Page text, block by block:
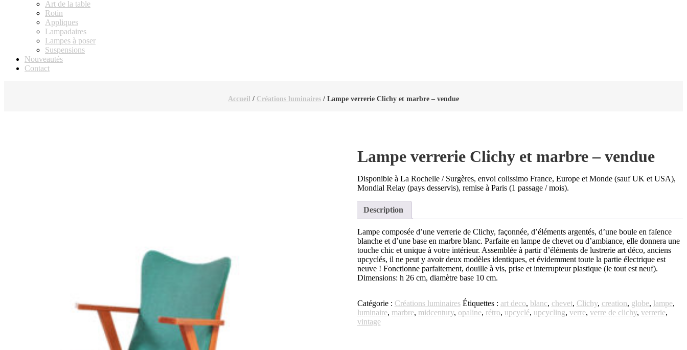
Art de la table
Rotin
Appliques
Lampadaires
Lampes à poser
Suspensions
Nouveautés
Contact
Accueil / Créations luminaires / Lampe verrerie Clichy et marbre – vendue
Lampe verrerie Clichy et marbre – vendue
Disponible à La Rochelle / Surgères, envoi colissimo France, Europe et Monde (sauf UK et USA),
Mondial Relay (pays desservis), remise à Paris (1 passage / mois).
Description
Lampe composée d’une verrerie de Clichy, façonnée, d’éléments argentés, d’une boule en faïence
blanche et d’une base en marbre blanc. Parfaite en lampe de chevet ou d’ambiance, elle donnera une
touche chic et unique à votre intérieur. Assemblée à partir d’éléments de lustrerie art déco, anciens
upcyclés, il ne peut y avoir deux modèles identiques, et évidemment toute la partie électrique est
neuve ! Fonctionne parfaitement, douille à vis, prise et interrupteur plastique (le tout est neuf).
Dimensions: h 26 cm, diamètre base 10 cm.
Catégorie : Créations luminaires Étiquettes : art deco, blanc, chevet, Clichy, creation, globe, lampe,
luminaire, marbre, midcentury, opaline, rétro, upcyclé, upcycling, verre, verre de clichy, verrerie,
vintage